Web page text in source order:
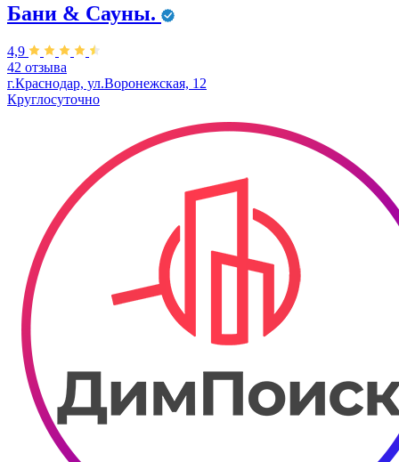
Бани & Сауны.
4,9
42 отзыва
г.Краснодар, ул.Воронежская, 12
Круглосуточно